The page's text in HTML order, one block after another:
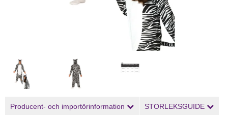
Producent- och importörinformation STORLEKSGUIDE